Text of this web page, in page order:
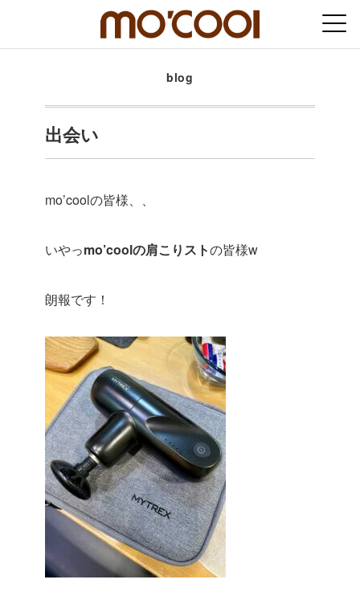
blog
出会い
mo’coolの皆様、、
いやっmo’coolの肩こりストの皆様w
朗報です！